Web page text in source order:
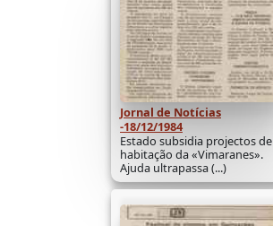
Jornal de Notícias
-18/12/1984
Estado subsidia projectos de
habitação da «Vimaranes».
Ajuda ultrapassa (...)